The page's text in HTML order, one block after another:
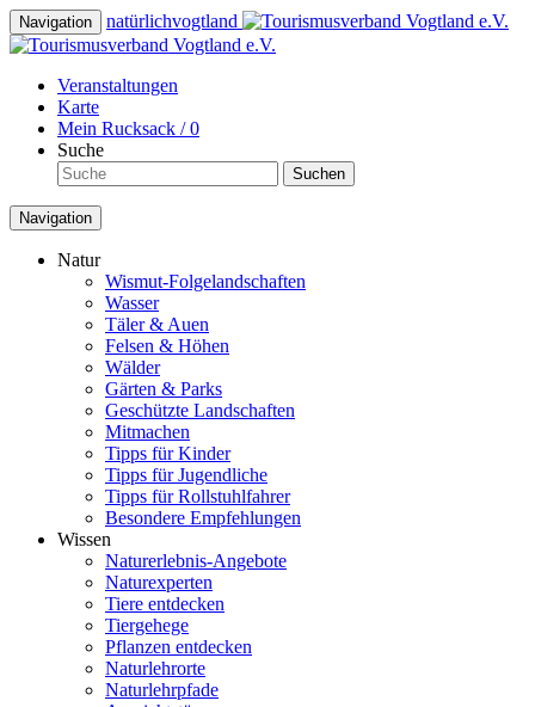
Navigation natürlichvogtland
Veranstaltungen
Karte
Mein Rucksack /0
Suche
Suchen
Navigation
Natur
Wismut-Folgelandschaften
Wasser
Täler & Auen
Felsen & Höhen
Wälder
Gärten & Parks
Geschützte Landschaften
Mitmachen
Tipps für Kinder
Tipps für Jugendliche
Tipps für Rollstuhlfahrer
Besondere Empfehlungen
Wissen
Naturerlebnis-Angebote
Naturexperten
Tiere entdecken
Tiergehege
Pflanzen entdecken
Naturlehrorte
Naturlehrpfade